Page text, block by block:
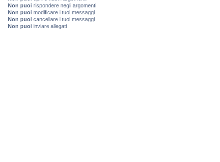
Non puoi rispondere negli argomenti
Non puoi modificare i tuoi messaggi
Non puoi cancellare i tuoi messaggi
Non puoi inviare allegati